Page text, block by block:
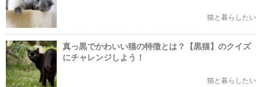
猫と暮らしたい
真っ黒でかわいい猫の特徴とは？【黒猫】のクイズ
にチャレンジしよう！
猫と暮らしたい